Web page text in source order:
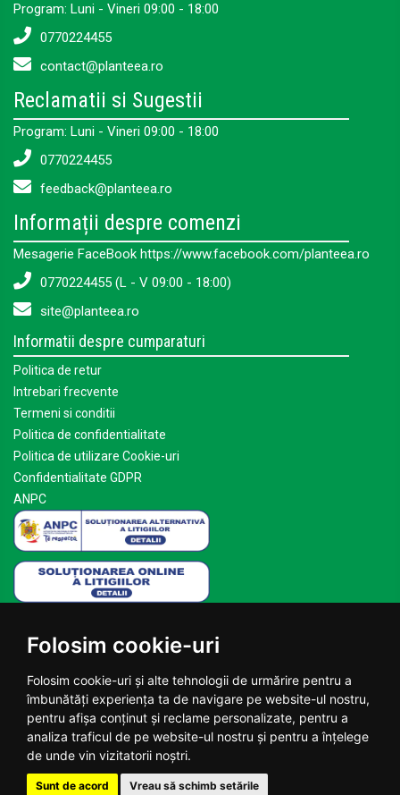
Folosim cookie-uri
Folosim cookie-uri și alte tehnologii de urmărire pentru a
îmbunătăți experiența ta de navigare pe website-ul nostru,
pentru afișa conținut și reclame personalizate, pentru a
analiza traficul de pe website-ul nostru și pentru a înțelege
de unde vin vizitatorii noștri.
Sunt de acord Vreau să schimb setările
Program: Luni - Vineri 09:00 - 18:00
0770224455
contact@planteea.ro
Reclamatii si Sugestii
Program: Luni - Vineri 09:00 - 18:00
0770224455
feedback@planteea.ro
Informații despre comenzi
Mesagerie FaceBook https://www.facebook.com/planteea.ro
0770224455 (L - V 09:00 - 18:00)
site@planteea.ro
Informatii despre cumparaturi
Politica de retur
Intrebari frecvente
Termeni si conditii
Politica de confidentialitate
Politica de utilizare Cookie-uri
Confidentialitate GDPR
ANPC
Acasa
Despre noi
Blog
Contact
© 2026 Planteea.ro - Toate drepturile rezervate.